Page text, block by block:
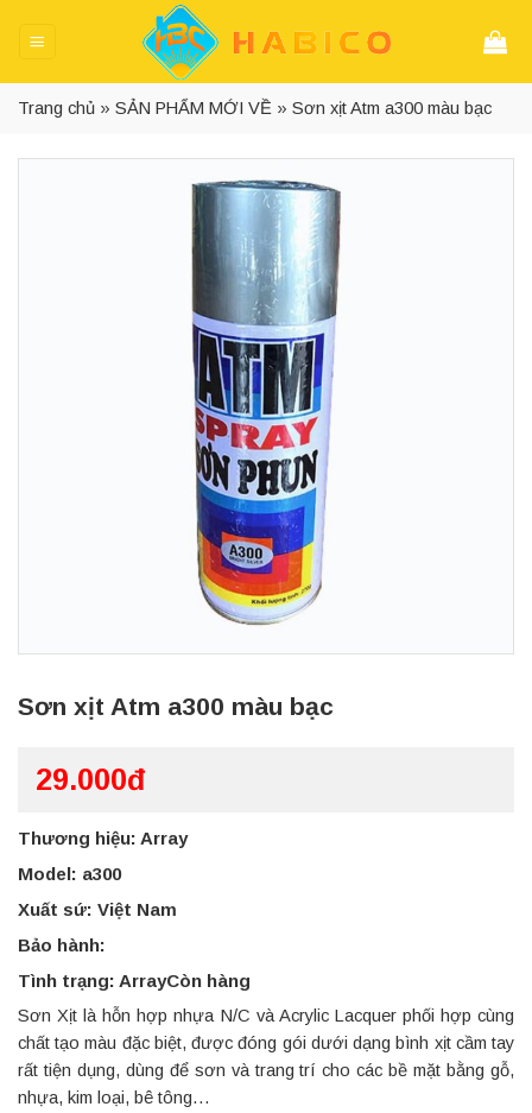
Trang chủ » SẢN PHẨM MỚI VỀ » Sơn xịt Atm a300 màu bạc
Sơn xịt Atm a300 màu bạc
29.000đ
Thương hiệu: Array
Model: a300
Xuất sứ: Việt Nam
Bảo hành:
Tình trạng: ArrayCòn hàng
Sơn Xịt là hỗn hợp nhựa N/C và Acrylic Lacquer phối hợp cùng
chất tạo màu đặc biệt, được đóng gói dưới dạng bình xịt cầm tay
rất tiện dụng, dùng để sơn và trang trí cho các bề mặt bằng gỗ,
nhựa, kim loại, bê tông…